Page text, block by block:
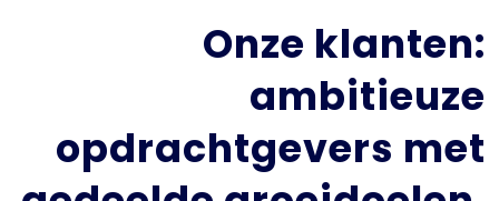
Onze klanten:
ambitieuze
opdrachtgevers met